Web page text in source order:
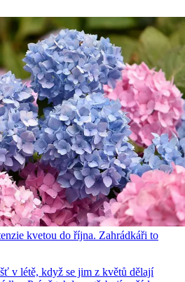
kvetou do října. Zahrádkáři to
v létě, když se jim z květů dělají